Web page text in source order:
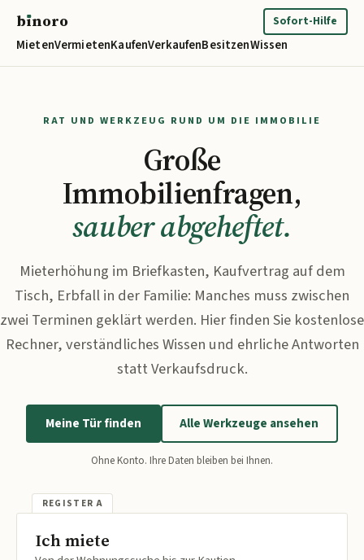
bınoro
MietenVermietenKaufenVerkaufenBesitzenWissen
Sofort-Hilfe
RAT UND WERKZEUG RUND UM DIE IMMOBILIE
Große
Immobilienfragen,
sauber abgeheftet.
Mieterhöhung im Briefkasten, Kaufvertrag auf dem
Tisch, Erbfall in der Familie: Manches muss zwischen
zwei Terminen geklärt werden. Hier finden Sie kostenlose
Rechner, verständliches Wissen und ehrliche Antworten
statt Verkaufsdruck.
Meine Tür finden Alle Werkzeuge ansehen
Ohne Konto. Ihre Daten bleiben bei Ihnen.
Ich miete